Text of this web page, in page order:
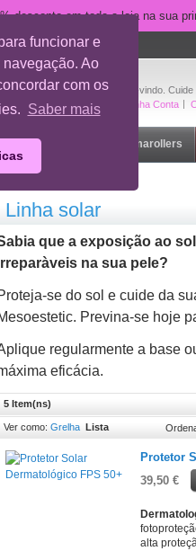
funcionar e
Ao
com os
Saber mais
desconto em toda a loja na sua
Bem-vindo.
A Minha Conta
Dermarollers
Linha solar
que a exposição ao
na sua pele?
se do sol e cuide da
Previna-se hoje
regularmente a base
eficácia.
5 Item(ns)
Ver como: Grelha Lista
Protetor
39,50 €
alta